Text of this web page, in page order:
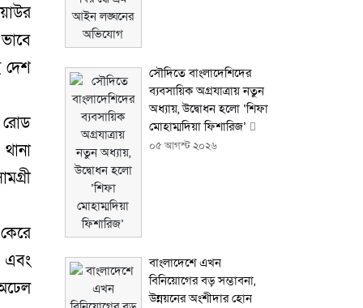
দেশ
রোড
এবং
সৌদিতে বাংলাদেশিদের
ব্যবসায়িক অগ্রযাত্রায় নতুন
অধ্যায়, উদ্বোধন হলো ‘শিফা
মোহাম্মদিয়া ফিশারিজ’
০৫ আগস্ট ২০২৬
বাংলাদেশে এখন
বিনিয়োগের বড় সম্ভাবনা,
উন্নয়নের অংশীদার হোন